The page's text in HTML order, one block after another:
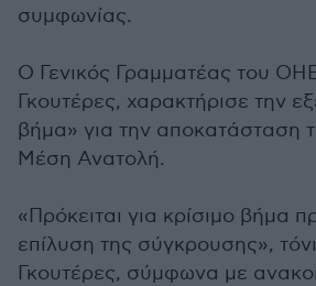
συμφωνίας.
Ο Γενικός Γραμματέας του
Γκουτέρες, χαρακτήρισε την
βήμα» για την αποκατάσταση
Μέση Ανατολή.
«Πρόκειται για κρίσιμο βήμα
επίλυση της σύγκρουσης»,
Γκουτέρες, σύμφωνα με